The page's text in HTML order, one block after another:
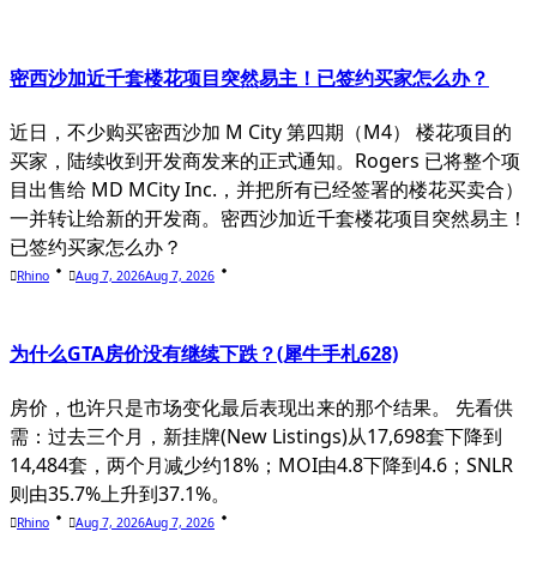
密西沙加近千套楼花项目突然易主！已签约买家怎么办？
近日，不少购买密西沙加 M City 第四期（M4） 楼花项目的
买家，陆续收到开发商发来的正式通知。Rogers 已将整个项
目出售给 MD MCity Inc.，并把所有已经签署的楼花买卖合）
一并转让给新的开发商。密西沙加近千套楼花项目突然易主！
已签约买家怎么办？
Rhino Aug 7, 2026Aug 7, 2026
为什么GTA房价没有继续下跌？(犀牛手札628)
房价，也许只是市场变化最后表现出来的那个结果。 先看供
需：过去三个月，新挂牌(New Listings)从17,698套下降到
14,484套，两个月减少约18%；MOI由4.8下降到4.6；SNLR
则由35.7%上升到37.1%。
Rhino Aug 7, 2026Aug 7, 2026